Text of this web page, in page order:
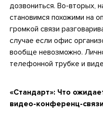
дозвониться. Во-вторых,
становимся похожими на
громкой связи
случае если офис
вообще невозможно.
телефонной трубке и
«Стандарт»: Что
видео-конференц-